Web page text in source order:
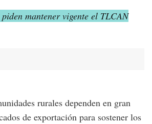
mantener vigente el TLCAN
rurales dependen en gran
de exportación para sostener los